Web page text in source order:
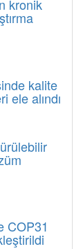
kronik
kalite
ele alındı
COP31